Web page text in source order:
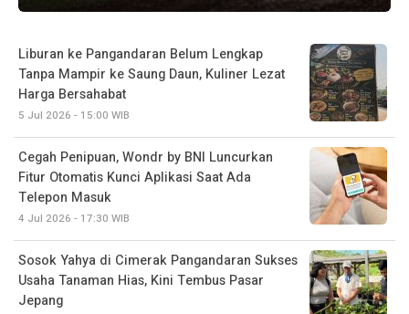
Liburan ke Pangandaran Belum Lengkap
Tanpa Mampir ke Saung Daun, Kuliner Lezat
Harga Bersahabat
5 Jul 2026 - 15:00 WIB
Cegah Penipuan, Wondr by BNI Luncurkan
Fitur Otomatis Kunci Aplikasi Saat Ada
Telepon Masuk
4 Jul 2026 - 17:30 WIB
Sosok Yahya di Cimerak Pangandaran Sukses
Usaha Tanaman Hias, Kini Tembus Pasar
Jepang